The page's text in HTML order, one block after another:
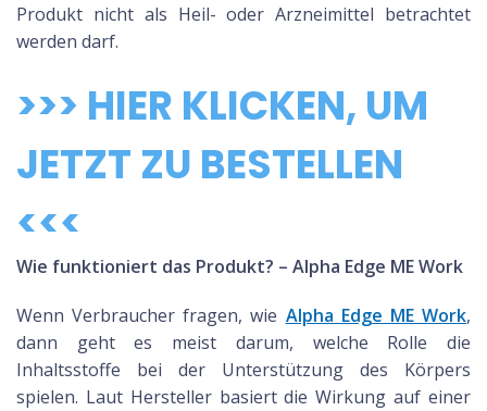
Produkt nicht als Heil- oder Arzneimittel betrachtet
werden darf.
>>> HIER KLICKEN, UM
JETZT ZU BESTELLEN
<<<
Wie funktioniert das Produkt? – Alpha Edge ME Work
Wenn Verbraucher fragen, wie Alpha Edge ME Work,
dann geht es meist darum, welche Rolle die
Inhaltsstoffe bei der Unterstützung des Körpers
spielen. Laut Hersteller basiert die Wirkung auf einer